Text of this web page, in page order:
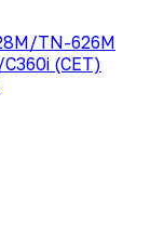
TN-626M
(CET)